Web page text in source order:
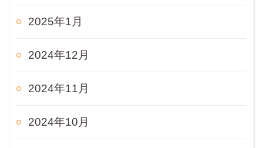
2025年1月
2024年12月
2024年11月
2024年10月